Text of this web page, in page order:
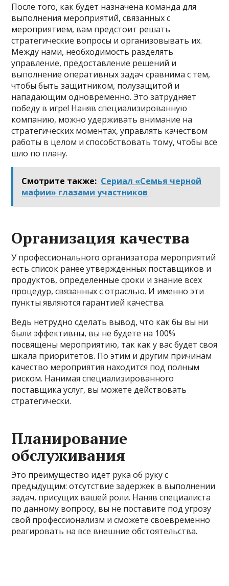
После того, как будет назначена команда для
выполнения мероприятий, связанных с
мероприятием, вам предстоит решать
стратегические вопросы и организовывать их.
Между нами, необходимость разделять
управление, предоставление решений и
выполнение оперативных задач сравнима с тем,
чтобы быть защитником, полузащитой и
нападающим одновременно. Это затрудняет
победу в игре! Наняв специализированную
компанию, можно удерживать внимание на
стратегических моментах, управлять качеством
работы в целом и способствовать тому, чтобы все
шло по плану.
Смотрите также: Сериал «Семья черной
мафии» глазами участников
Организация качества
У профессионального организатора мероприятий
есть список ранее утвержденных поставщиков и
продуктов, определенные сроки и знание всех
процедур, связанных с отраслью. И именно эти
пункты являются гарантией качества.
Ведь нетрудно сделать вывод, что как бы вы ни
были эффективны, вы не будете на 100%
посвящены мероприятию, так как у вас будет своя
шкала приоритетов. По этим и другим причинам
качество мероприятия находится под полным
риском. Нанимая специализированного
поставщика услуг, вы можете действовать
стратегически.
Планирование
обслуживания
Это преимущество идет рука об руку с
предыдущим: отсутствие задержек в выполнении
задач, присущих вашей роли. Наняв специалиста
по данному вопросу, вы не поставите под угрозу
свой профессионализм и сможете своевременно
реагировать на все внешние обстоятельства.